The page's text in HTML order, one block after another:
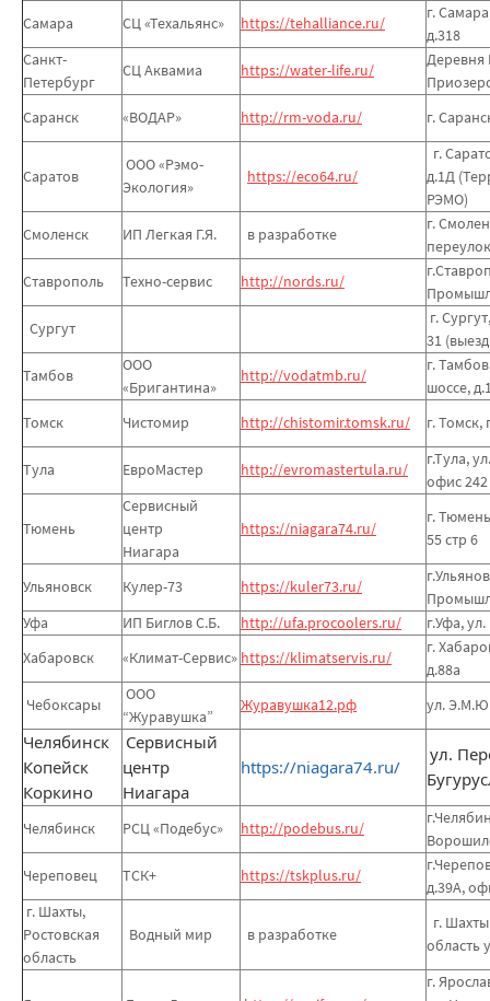
Самара
СЦ «Техальянс» https://tehalliance.ru/
г.
д.318
Санкт-
Петербург
СЦ Аквамиа https://water-life.ru/
Деревня
Саранск
«ВОДАР» http://rm-voda.ru/ г.
Саратов
ООО «Рэмо-
Экология»
https://eco64.ru/
г.
д.1Д
РЭМО)
Смоленск
ИП Легкая Г.Я. в разработке
г.
Ставрополь
Техно-сервис http://nords.ru/
Сургут
г.
31
Тамбов
ООО
«Бригантина»
http://vodatmb.ru/
г.
шоссе,
Томск
Чистомир http://chistomir.tomsk.ru/ г. Томск,
Тула ЕвроМастер http://evromastertula.ru/
г.Тула,
офис 242
Тюмень
Сервисный
центр
Ниагара
https://niagara74.ru/
г.
55 стр 6
Ульяновск Кулер-73 https://kuler73.ru/
Уфа
ИП Биглов С.Б. http://ufa.procoolers.ru/
г.Уфа,
Хабаровск
«Климат-Сервис» https://klimatservis.ru/
г.
д.88а
Чебоксары
ООО
“Журавушка”
Журавушка12.рф ул.
Челябинск
Копейск
Коркино
Сервисный
центр
Ниагара
https://niagara74.ru/
ул.
Челябинск РСЦ «Подебус» http://podebus.ru/
Череповец
ТСК+ https://tskplus.ru/
д.39А,
г. Шахты,
Ростовская
область
Водный мир в разработке
г.
область
г.